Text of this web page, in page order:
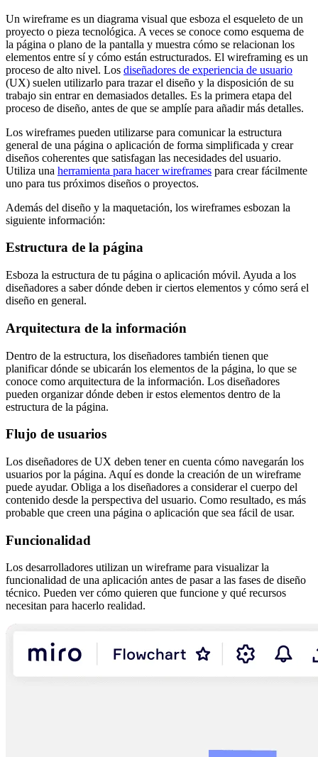
Un wireframe es un diagrama visual que esboza el esqueleto de un
proyecto o pieza tecnológica. A veces se conoce como esquema de
la página o plano de la pantalla y muestra cómo se relacionan los
elementos entre sí y cómo están estructurados. El wireframing es un
proceso de alto nivel. Los diseñadores de experiencia de usuario
(UX) suelen utilizarlo para trazar el diseño y la disposición de su
trabajo sin entrar en demasiados detalles. Es la primera etapa del
proceso de diseño, antes de que se amplíe para añadir más detalles.
Los wireframes pueden utilizarse para comunicar la estructura
general de una página o aplicación de forma simplificada y crear
diseños coherentes que satisfagan las necesidades del usuario.
Utiliza una herramienta para hacer wireframes para crear fácilmente
uno para tus próximos diseños o proyectos.
Además del diseño y la maquetación, los wireframes esbozan la
siguiente información:
Estructura de la página
Esboza la estructura de tu página o aplicación móvil. Ayuda a los
diseñadores a saber dónde deben ir ciertos elementos y cómo será el
diseño en general.
Arquitectura de la información
Dentro de la estructura, los diseñadores también tienen que
planificar dónde se ubicarán los elementos de la página, lo que se
conoce como arquitectura de la información. Los diseñadores
pueden organizar dónde deben ir estos elementos dentro de la
estructura de la página.
Flujo de usuarios
Los diseñadores de UX deben tener en cuenta cómo navegarán los
usuarios por la página. Aquí es donde la creación de un wireframe
puede ayudar. Obliga a los diseñadores a considerar el cuerpo del
contenido desde la perspectiva del usuario. Como resultado, es más
probable que creen una página o aplicación que sea fácil de usar.
Funcionalidad
Los desarrolladores utilizan un wireframe para visualizar la
funcionalidad de una aplicación antes de pasar a las fases de diseño
técnico. Pueden ver cómo quieren que funcione y qué recursos
necesitan para hacerlo realidad.